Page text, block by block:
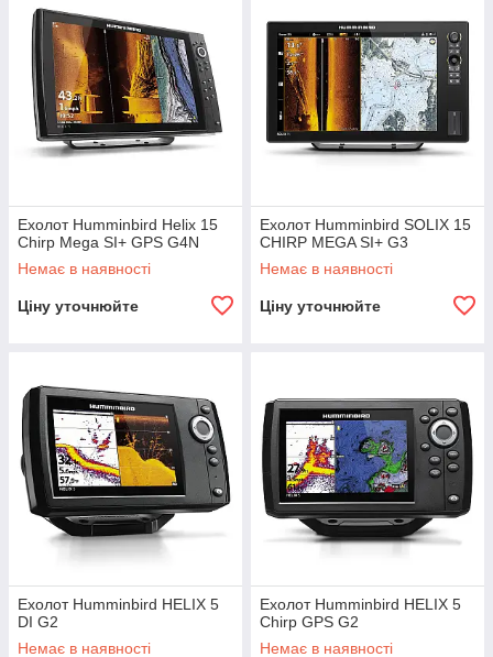
Ехолот Humminbird Helix 15
Chirp Mega SI+ GPS G4N
Немає в наявності
Ціну уточнюйте
Ехолот Humminbird SOLIX 15
CHIRP MEGA SI+ G3
Немає в наявності
Ціну уточнюйте
Ехолот Humminbird HELIX 5
DI G2
Немає в наявності
Ехолот Humminbird HELIX 5
Chirp GPS G2
Немає в наявності